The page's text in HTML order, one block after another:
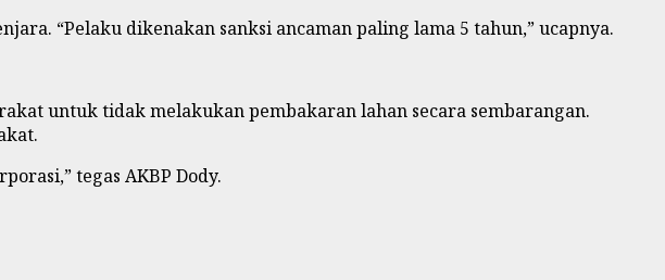
“Pelaku dikenakan sanksi ancaman paling lama 5 tahun,” ucapnya.
untuk tidak melakukan pembakaran lahan secara sembarangan.
tegas AKBP Dody.